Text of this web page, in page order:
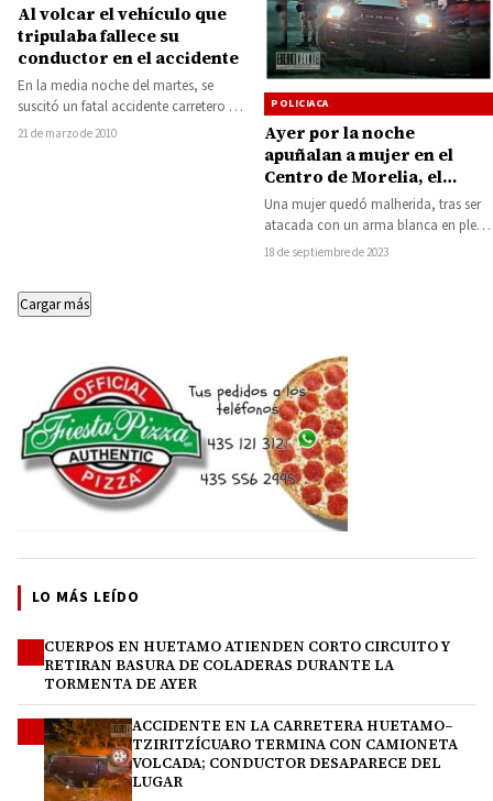
Al volcar el vehículo que
tripulaba fallece su
conductor en el accidente
En la media noche del martes, se
suscitó un fatal accidente carretero en
el kilómetro 140 + 400…
21 de marzo de 2010
POLICIACA
Ayer por la noche
apuñalan a mujer en el
Centro de Morelia, el
agresor fue detenido por
la policía
Una mujer quedó malherida, tras ser
atacada con un arma blanca en pleno
Centro Histórico de Morelia. El…
18 de septiembre de 2023
Cargar más
LO MÁS LEÍDO
CUERPOS EN HUETAMO ATIENDEN CORTO CIRCUITO Y
RETIRAN BASURA DE COLADERAS DURANTE LA
TORMENTA DE AYER
ACCIDENTE EN LA CARRETERA HUETAMO–
TZIRITZÍCUARO TERMINA CON CAMIONETA
VOLCADA; CONDUCTOR DESAPARECE DEL
LUGAR